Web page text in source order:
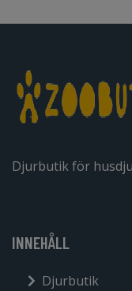
Djurbutik för
INNEHÅLL
Djurbutik